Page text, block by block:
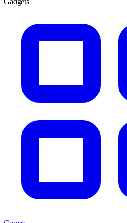
Gadgets